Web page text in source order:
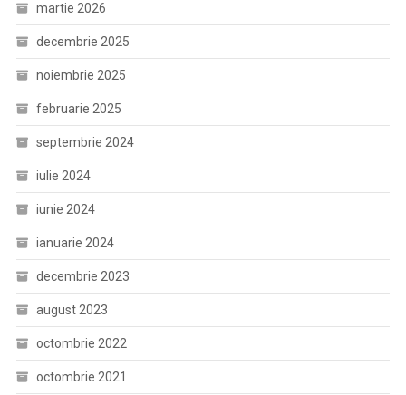
martie 2026
decembrie 2025
noiembrie 2025
februarie 2025
septembrie 2024
iulie 2024
iunie 2024
ianuarie 2024
decembrie 2023
august 2023
octombrie 2022
octombrie 2021